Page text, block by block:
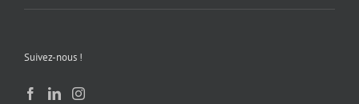
Suivez-nous !